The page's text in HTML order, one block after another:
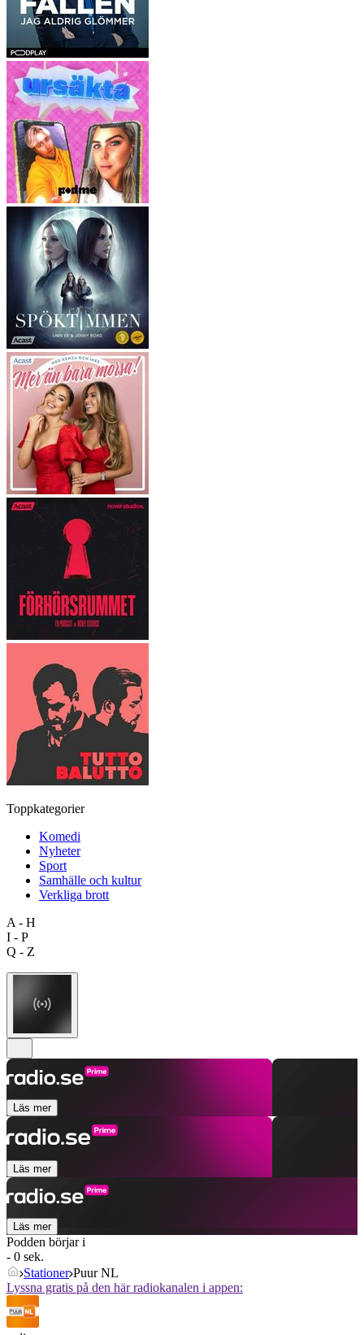
Toppkategorier
Komedi
Nyheter
Sport
Samhälle och kultur
Verkliga brott
A - H
I - P
Q - Z
Läs mer
Läs mer
Läs mer
Podden börjar i
- 0 sek.
Stationer Puur NL
Lyssna gratis på den här radiokanalen i appen: